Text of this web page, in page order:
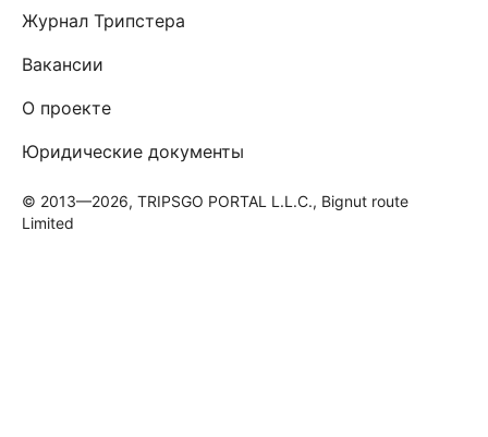
Журнал Трипстера
Вакансии
О проекте
Юридические документы
© 2013—2026, TRIPSGO PORTAL L.L.C., Bignut route
Limited